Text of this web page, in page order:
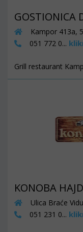
GOSTIONICA
Kampor
051 772 0...
Grill restaurant
KONOBA
Ulica Braće
051 231 0...